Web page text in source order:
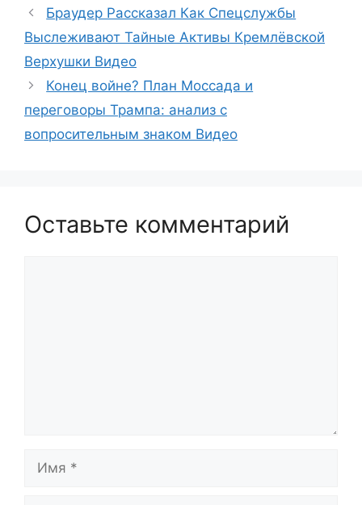
Браудер Рассказал Как Спецслужбы
Выслеживают Тайные Активы Кремлёвской
Верхушки Видео
Конец войне? План Моссада и
переговоры Трампа: анализ с
вопросительным знаком Видео
Оставьте комментарий